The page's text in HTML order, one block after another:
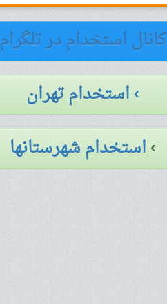
کانال استخدام در تلگرام
› استخدام تهران
›استخدام شهرستانها